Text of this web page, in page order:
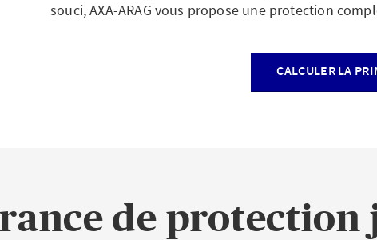
souci, AXA-ARAG vous propose une protection
CALCULER LA
de